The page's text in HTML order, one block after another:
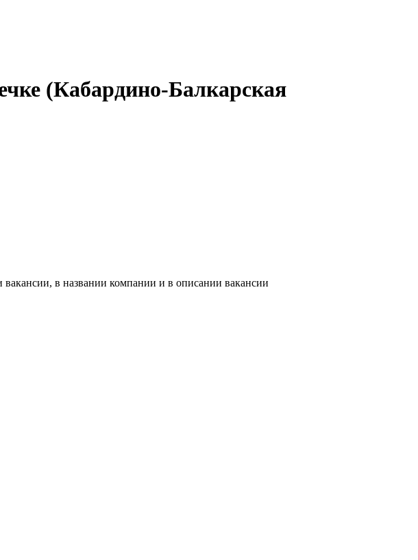
(Кабардино-Балкарская
в названии компании и в описании вакансии